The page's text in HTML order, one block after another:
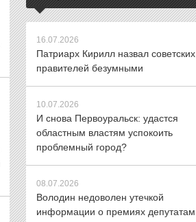
16.07.2026
Патриарх Кирилл назвал советских
правителей безумными
10.07.2026
И снова Первоуральск: удастся
областным властям успокоить
проблемный город?
08.07.2026
Володин недоволен утечкой
информации о премиях депутатам